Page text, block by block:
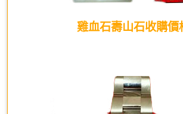
雞血石壽山石收購價